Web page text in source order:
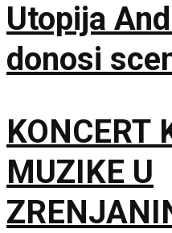
Utopija
donosi
KONCERT
MUZIKE U